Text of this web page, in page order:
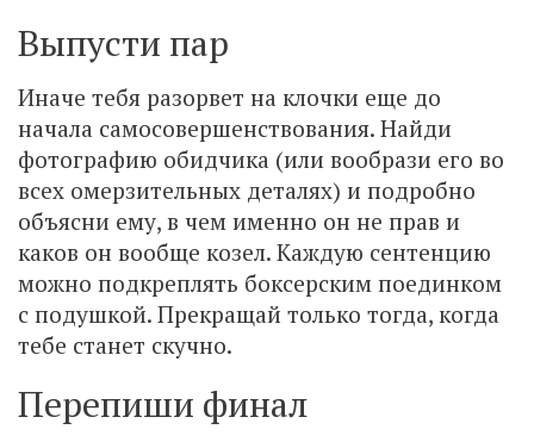
Выпусти пар
Иначе тебя разорвет на клочки еще до
начала самосовершенствования. Найди
фотографию обидчика (или вообрази его во
всех омерзительных деталях) и подробно
объясни ему, в чем именно он не прав и
каков он вообще козел. Каждую сентенцию
можно подкреплять боксерским поединком
с подушкой. Прекращай только тогда, когда
тебе станет скучно.
Перепиши финал